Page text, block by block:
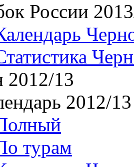
России
2012/13
2012/13
турам